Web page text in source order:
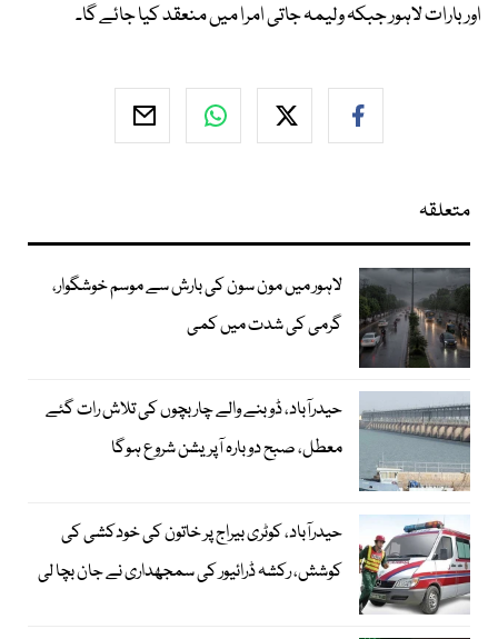
اور بارات لاہور جبکہ ولیمہ جاتی امرا میں منعقد کیا جائے گا۔
متعلقہ
لاہور میں مون سون کی بارش سے موسم خوشگوار،
گرمی کی شدت میں کمی
حیدرآباد، ڈوبنے والے چار بچوں کی تلاش رات گئے
معطل، صبح دوبارہ آپریشن شروع ہوگا
حیدرآباد، کوٹری بیراج پر خاتون کی خودکشی کی
کوشش، رکشہ ڈرائیور کی سمجھداری نے جان بچا لی